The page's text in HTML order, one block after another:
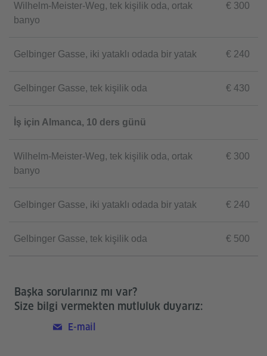
Wilhelm-Meister-Weg, tek kişilik oda, ortak
banyo
€ 300
Gelbinger Gasse, iki yataklı odada bir yatak € 240
Gelbinger Gasse, tek kişilik oda € 430
İş için Almanca, 10 ders günü
Wilhelm-Meister-Weg, tek kişilik oda, ortak
banyo
€ 300
Gelbinger Gasse, iki yataklı odada bir yatak € 240
Gelbinger Gasse, tek kişilik oda € 500
Başka sorularınız mı var?
Size bilgi vermekten mutluluk duyarız:
E-mail